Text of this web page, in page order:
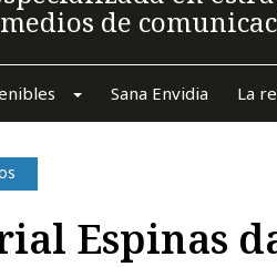
de
Sana Envidia La
Espinas